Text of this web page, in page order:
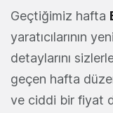
Geçtiğimiz hafta
yaratıcılarının
detaylarını
geçen hafta
ve ciddi bir fiyat